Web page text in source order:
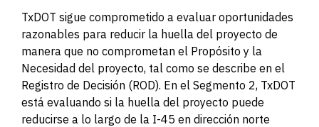
TxDOT sigue comprometido a evaluar oportunidades
razonables para reducir la huella del proyecto de
manera que no comprometan el Propósito y la
Necesidad del proyecto, tal como se describe en el
Registro de Decisión (ROD). En el Segmento 2, TxDOT
está evaluando si la huella del proyecto puede
reducirse a lo largo de la I-45 en dirección norte